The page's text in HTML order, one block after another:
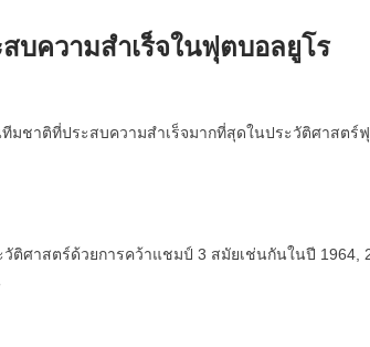
บความสำเร็จในฟุตบอลยูโร
มชาติที่ประสบความสำเร็จมากที่สุดในประวัติศาสตร์
ติศาสตร์ด้วยการคว้าแชมป์ 3 สมัยเช่นกันในปี 1964,